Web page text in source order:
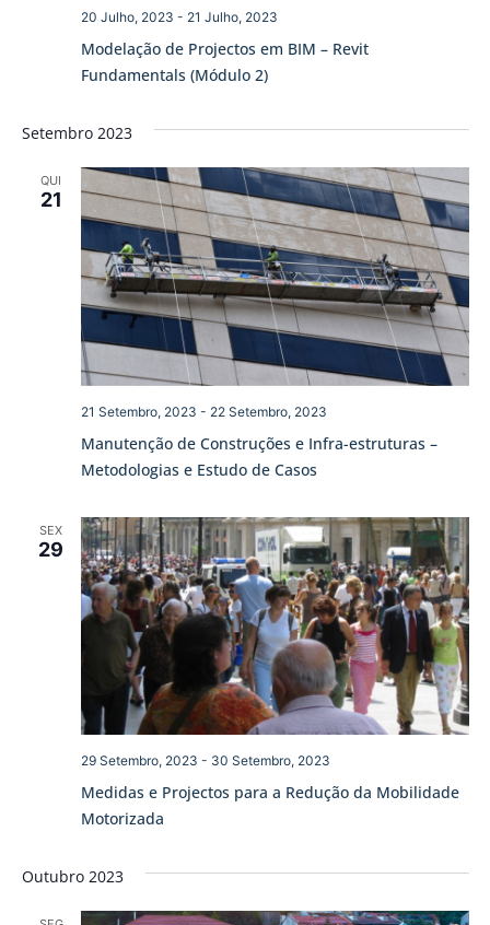
Modelação de Projectos em BIM – Revit
Fundamentals (Módulo 2)
20 Julho, 2023 - 21 Julho, 2023
Setembro 2023
QUI
21
Manutenção de Construções e Infra-estruturas –
Metodologias e Estudo de Casos
21 Setembro, 2023 - 22 Setembro, 2023
SEX
29
Medidas e Projectos para a Redução da Mobilidade
Motorizada
29 Setembro, 2023 - 30 Setembro, 2023
Outubro 2023